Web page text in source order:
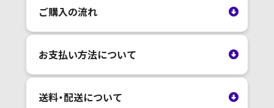
ご購入の流れ
お支払い方法について
送料・配送について